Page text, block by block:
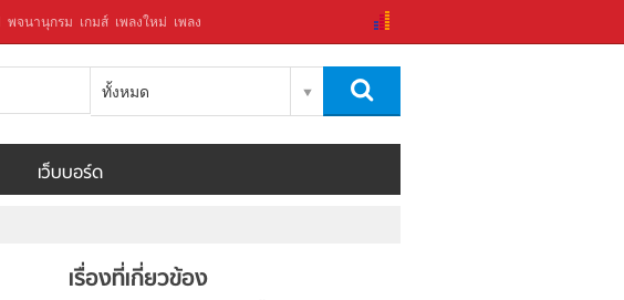
พจนานุกรม เกมส์ เพลงใหม่ เพลง
ทั้งหมด
เว็บบอร์ด
เรื่องที่เกี่ยวข้อง